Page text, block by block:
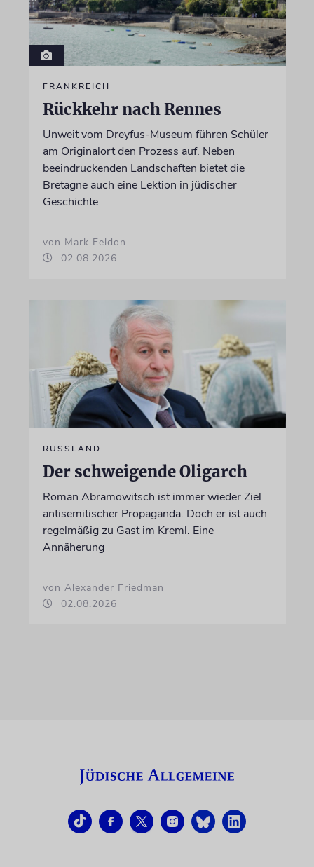
FRANKREICH
Rückkehr nach Rennes
Unweit vom Dreyfus-Museum führen Schüler
am Originalort den Prozess auf. Neben
beeindruckenden Landschaften bietet die
Bretagne auch eine Lektion in jüdischer
Geschichte
von Mark Feldon
02.08.2026
RUSSLAND
Der schweigende Oligarch
Roman Abramowitsch ist immer wieder Ziel
antisemitischer Propaganda. Doch er ist auch
regelmäßig zu Gast im Kreml. Eine
Annäherung
von Alexander Friedman
02.08.2026